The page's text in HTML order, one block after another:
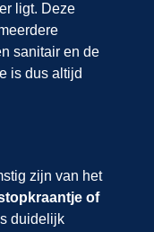
ligt. Deze
sanitair en de
is dus altijd
zijn van het
of
duidelijk